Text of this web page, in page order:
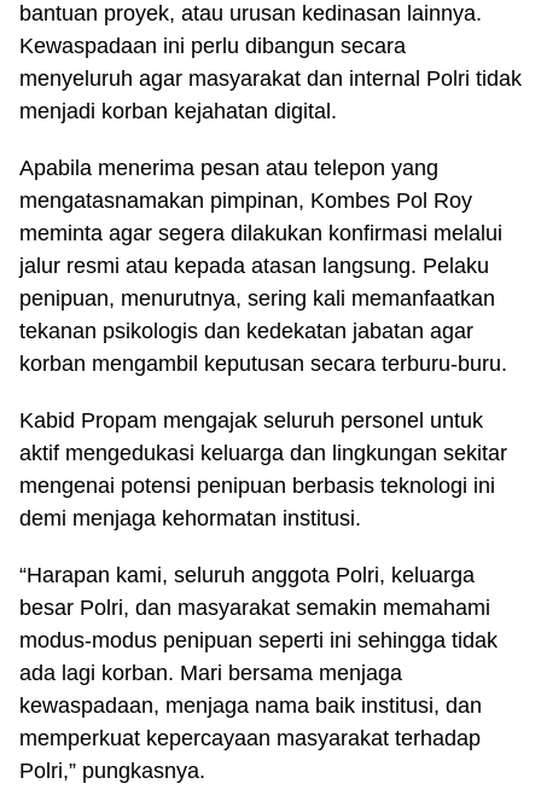
bantuan proyek, atau urusan kedinasan lainnya.
Kewaspadaan ini perlu dibangun secara
menyeluruh agar masyarakat dan internal Polri tidak
menjadi korban kejahatan digital.
Apabila menerima pesan atau telepon yang
mengatasnamakan pimpinan, Kombes Pol Roy
meminta agar segera dilakukan konfirmasi melalui
jalur resmi atau kepada atasan langsung. Pelaku
penipuan, menurutnya, sering kali memanfaatkan
tekanan psikologis dan kedekatan jabatan agar
korban mengambil keputusan secara terburu-buru.
Kabid Propam mengajak seluruh personel untuk
aktif mengedukasi keluarga dan lingkungan sekitar
mengenai potensi penipuan berbasis teknologi ini
demi menjaga kehormatan institusi.
“Harapan kami, seluruh anggota Polri, keluarga
besar Polri, dan masyarakat semakin memahami
modus-modus penipuan seperti ini sehingga tidak
ada lagi korban. Mari bersama menjaga
kewaspadaan, menjaga nama baik institusi, dan
memperkuat kepercayaan masyarakat terhadap
Polri,” pungkasnya.